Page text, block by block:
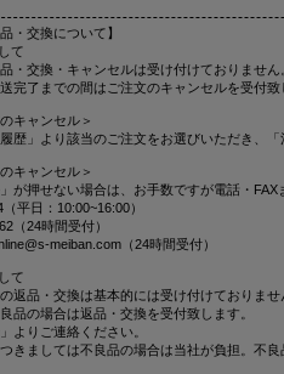
・交換について】
て
・交換・キャンセルは受け付けておりません
送完了までの間はご注文のキャンセルを受付致
キャンセル＞
歴」より該当のご注文をお選びいただき、
キャンセル＞
」が押せない場合は、お手数ですが電話・
平日：10:00~16:00）
（24時間受付）
meiban.com（24時間受付）
て
の返品・交換は基本的には受け付けておりませ
品の場合は返品・交換を受付致します。
よりご連絡ください。
ましては不良品の場合は当社が負担。不良